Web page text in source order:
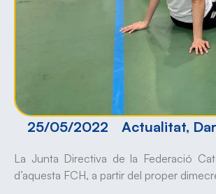
25/05/2022 Actualitat,
La Junta Directiva de la Federació
d’aquesta FCH, a partir del proper